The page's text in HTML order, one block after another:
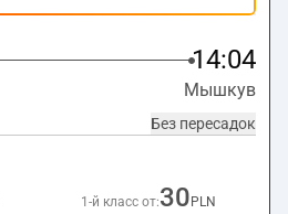
14:04
Мышкув
Без пересадок
1-й класс от:30 PLN